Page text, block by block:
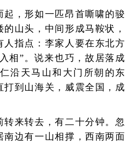
，形如一匹昂首嘶啸的骏
山头，中间形成马鞍状，
人指点：李家人要在东北方
相”。说来也巧，故居落成
沿天马山和大门所朝的东
打到山海关，威震全国，成
来转去，有二十分钟。忽
南边有一山相撑，西南两面